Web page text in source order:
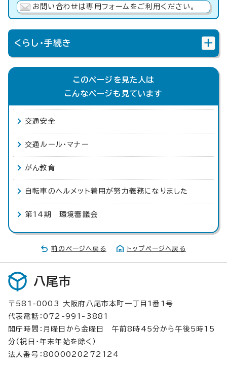
お問い合わせは専用フォームをご利用ください。
くらし・手続き
このページを見た人は
こんなページも見ています
交通安全
交通ルール・マナー
がん教育
自転車のヘルメット着用が努力義務になりました
第14期 環境審議会
前のページへ戻る トップページへ戻る
八尾市
〒581-0003 大阪府八尾市本町一丁目1番1号
代表電話：072-991-3881
開庁時間：月曜日から金曜日 午前8時45分から午後5時15
分（祝日・年末年始を除く）
法人番号：8000020272124